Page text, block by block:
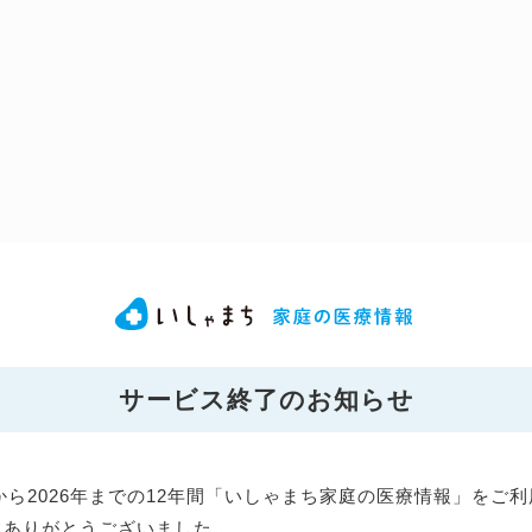
サービス終了のお知らせ
ら2026年までの12年間「いしゃまち家庭の医療情報」をご
りがとうございました。